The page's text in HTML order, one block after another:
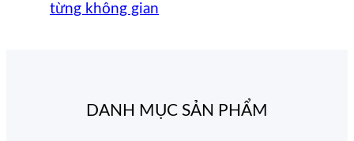
từng không gian
DANH MỤC SẢN PHẨM